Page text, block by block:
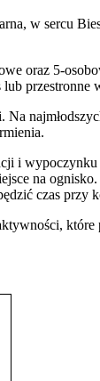
w sercu
oraz 5-
i
na
czas przy
z